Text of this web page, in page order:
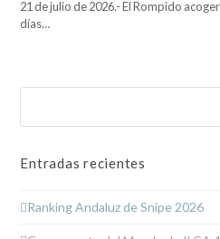
21 de julio de 2026.- El Rompido
días…
Entradas recientes
Ranking Andaluz de Snipe 2026